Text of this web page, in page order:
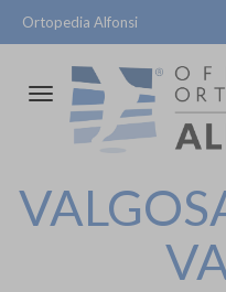
Ortopedia Alfonsi
Attiva/disattiva
navigazione